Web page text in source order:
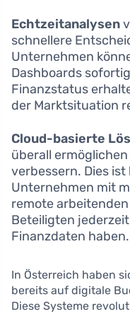
Echtzeitanalysen
schnellere
Unternehmen
Dashboards
Finanzstatus
der Marktsituation
Cloud-basierte
überall
verbessern. Dies
Unternehmen mit
remote
Beteiligten
Finanzdaten haben.
In Österreich haben
bereits auf digitale
Diese Systeme